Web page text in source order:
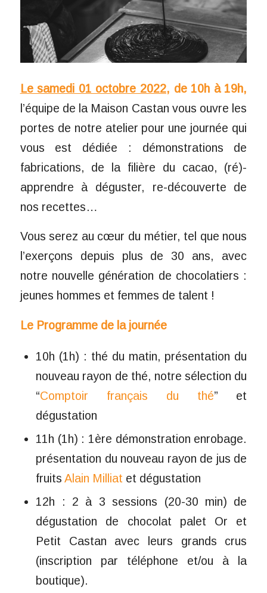
Le samedi 01 octobre 2022, de 10h à 19h,
l’équipe de la Maison Castan vous ouvre les
portes de notre atelier pour une journée qui
vous est dédiée : démonstrations de
fabrications, de la filière du cacao, (ré)-
apprendre à déguster, re-découverte de
nos recettes…
Vous serez au cœur du métier, tel que nous
l’exerçons depuis plus de 30 ans, avec
notre nouvelle génération de chocolatiers :
jeunes hommes et femmes de talent !
Le Programme de la journée
10h (1h) : thé du matin, présentation du
nouveau rayon de thé, notre sélection du
“Comptoir français du thé” et
dégustation
11h (1h) : 1ère démonstration enrobage.
présentation du nouveau rayon de jus de
fruitsAlain Milliat et dégustation
12h : 2 à 3 sessions (20-30 min) de
dégustation de chocolat palet Or et
Petit Castan avec leurs grands crus
(inscription par téléphone et/ou à la
boutique).